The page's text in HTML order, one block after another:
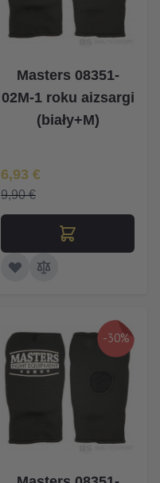
Masters 08351-
02M-1 roku aizsargi
(biały+M)
Īpaša Cena
6,93 €
9,90 €
-30%